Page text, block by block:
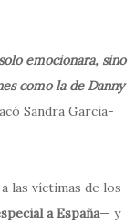
emocionara, sino
como la de Danny
Sandra García-
las víctimas de los
a España— y